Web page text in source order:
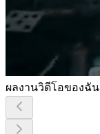
ผลงานวิดีโอของฉัน